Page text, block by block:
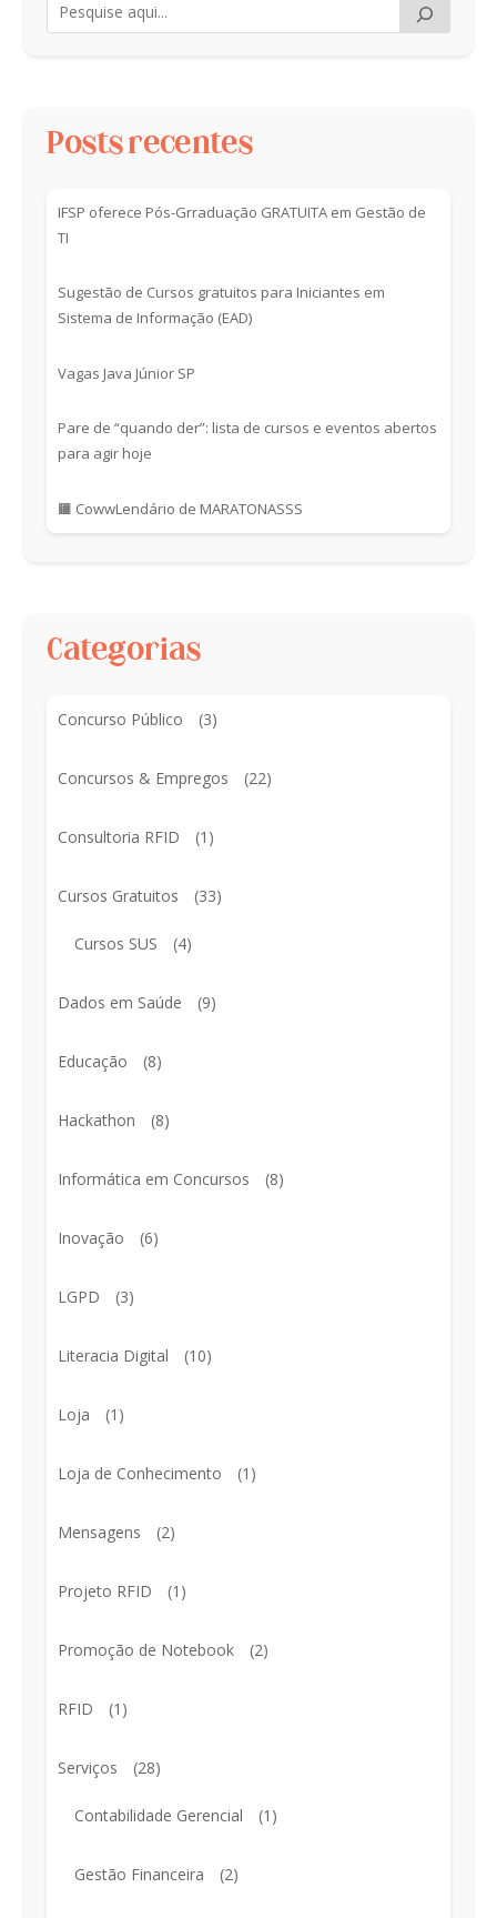
Posts recentes
IFSP oferece Pós-Grraduação GRATUITA em Gestão de
TI
Sugestão de Cursos gratuitos para Iniciantes em
Sistema de Informação (EAD)
Vagas Java Júnior SP
Pare de “quando der”: lista de cursos e eventos abertos
para agir hoje
🟧 CowwLendário de MARATONASSS
Categorias
Concurso Público (3)
Concursos & Empregos (22)
Consultoria RFID (1)
Cursos Gratuitos (33)
Cursos SUS (4)
Dados em Saúde (9)
Educação (8)
Hackathon (8)
Informática em Concursos (8)
Inovação (6)
LGPD (3)
Literacia Digital (10)
Loja (1)
Loja de Conhecimento (1)
Mensagens (2)
Projeto RFID (1)
Promoção de Notebook (2)
RFID (1)
Serviços (28)
Contabilidade Gerencial (1)
Gestão Financeira (2)